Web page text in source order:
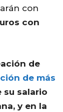
con
con
de
de más
su salario
y en la